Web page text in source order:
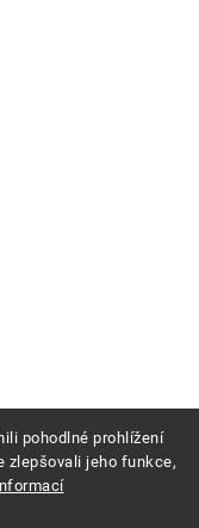
pohodlné prohlížení
zlepšovali jeho funkce,
práva vyhrazena.